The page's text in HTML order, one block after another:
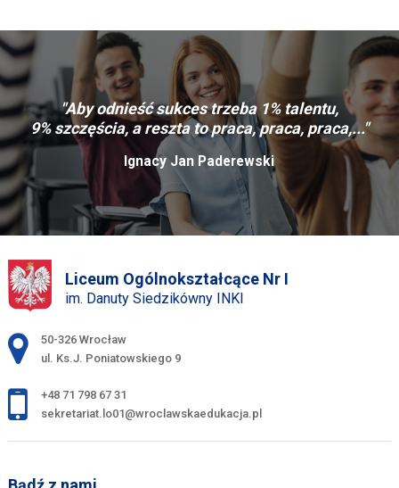
"Aby odnieść sukces trzeba 1% talentu,
9% szczęścia, a reszta to praca, praca, praca,..."
Ignacy Jan Paderewski
Liceum Ogólnokształcące Nr I
im. Danuty Siedzikówny INKI
Adres pocztowy:
50-326 Wrocław
ul. Ks.J. Poniatowskiego 9
+48 71 798 67 31
sekretariat.lo01@wroclawskaedukacja.pl